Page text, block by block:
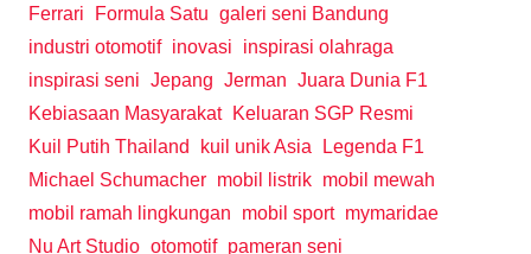
Ferrari
Formula Satu galeri seni Bandung
industri otomotif inovasi
inspirasi olahraga
inspirasi seni Jepang Jerman Juara Dunia F1
Kebiasaan Masyarakat
Keluaran SGP Resmi
Kuil Putih Thailand
kuil unik Asia
Legenda F1
Michael Schumacher mobil listrik mobil mewah
mobil ramah lingkungan
mobil sport mymaridae
Nu Art Studio otomotif pameran seni